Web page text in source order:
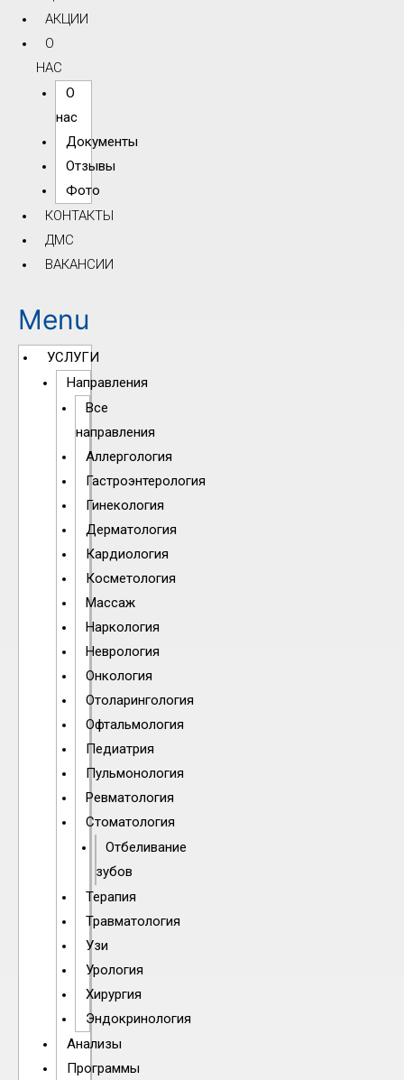
АКЦИИ
О
НАС
О
нас
Документы
Отзывы
Фото
КОНТАКТЫ
ДМС
ВАКАНСИИ
Menu
УСЛУГИ
Направления
Все
направления
Аллергология
Гастроэнтерология
Гинекология
Дерматология
Кардиология
Косметология
Массаж
Наркология
Неврология
Онкология
Отоларингология
Офтальмология
Педиатрия
Пульмонология
Ревматология
Стоматология
Отбеливание
зубов
Терапия
Травматология
Узи
Урология
Хирургия
Эндокринология
Анализы
Программы